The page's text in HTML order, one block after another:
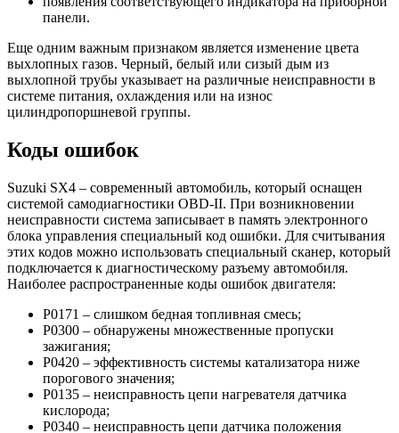
панели.
Еще одним важным признаком является изменение цвета
выхлопных газов. Черный, белый или сизый дым из
выхлопной трубы указывает на различные неисправности в
системе питания, охлаждения или на износ
цилиндропоршневой группы.
Коды ошибок
Suzuki SX4 – современный автомобиль, который оснащен
системой самодиагностики OBD-II. При возникновении
неисправности система записывает в память электронного
блока управления специальный код ошибки. Для считывания
этих кодов можно использовать специальный сканер, который
подключается к диагностическому разъему автомобиля.
Наиболее распространенные коды ошибок двигателя:
P0171 – слишком бедная топливная смесь;
P0300 – обнаружены множественные пропуски
зажигания;
P0420 – эффективность системы катализатора ниже
порогового значения;
P0135 – неисправность цепи нагревателя датчика
кислорода;
P0340 – неисправность цепи датчика положения